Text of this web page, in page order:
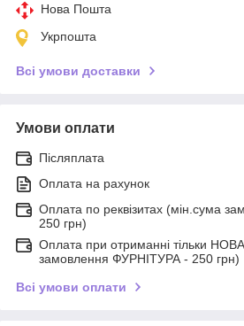
Нова Пошта
Укрпошта
Всі умови доставки
Умови оплати
Післяплата
Оплата на рахунок
Оплата по реквізитах (мін.сума
250 грн)
Оплата при отриманні тільки
замовлення ФУРНІТУРА - 250 грн)
Всі умови оплати